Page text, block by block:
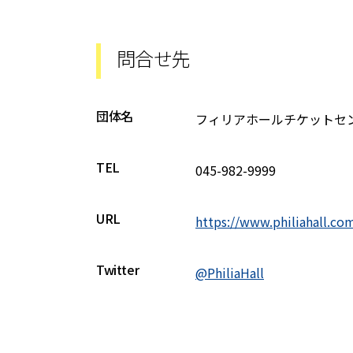
問合せ先
団体名 フィリアホールチケットセ
TEL 045-982-9999
URL https://
Twitter @PhiliaHall